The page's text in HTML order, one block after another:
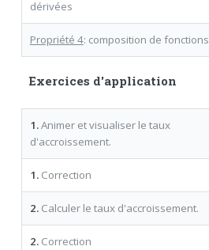
dérivées
Propriété 4: composition de fonctions
Exercices d'application
1.Animer et visualiser le taux
d'accroissement.
1.Correction
2.Calculer le taux d'accroissement.
2.Correction